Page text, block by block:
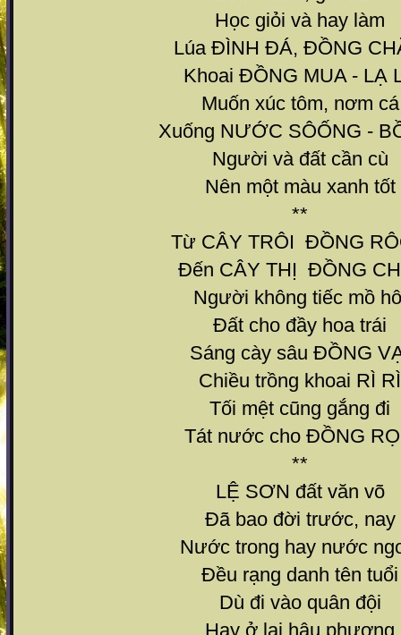
Học giỏi và hay làm
Lúa ĐÌNH ĐÁ, ĐỒNG
Khoai ĐỒNG MUA - LẠ
Muốn xúc tôm, nơm cá
Xuống NƯỚC SÔỐNG -
Người và đất cần cù
Nên một màu xanh tốt
**
Từ CÂY TRÔI ĐỒNG
Đến CÂY THỊ ĐỒNG
Người không tiếc mồ
Đất cho đầy hoa trái
Sáng cày sâu ĐỒNG
Chiều trồng khoai RÌ RÌ
Tối mệt cũng gắng đi
Tát nước cho ĐỒNG
**
LỆ SƠN đất văn võ
Đã bao đời trước, nay
Nước trong hay nước
Đều rạng danh tên tuổi
Dù đi vào quân đội
Hay ở lại hậu phương